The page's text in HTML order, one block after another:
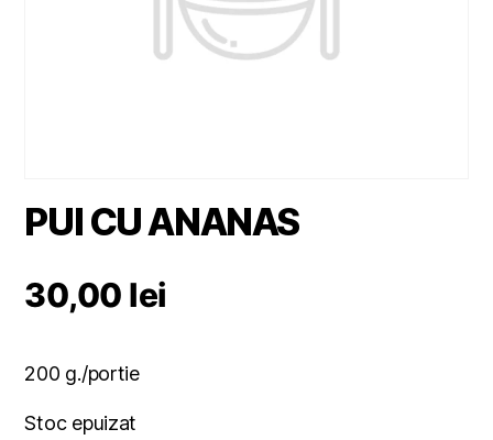
PUI CU ANANAS
30,00 lei
200 g./portie
Stoc epuizat